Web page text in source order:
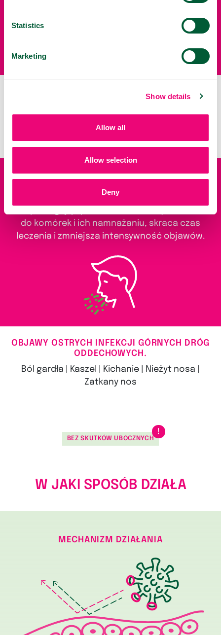
Statistics
Marketing
Show details
Allow all
Allow selection
Deny
CHOROBY ZAKAŹNE DRÓG ODDECHOWYCH.
ŁAGODZI OBJAWY
do komórek i ich namnażaniu, skraca czas
leczenia i zmniejsza intensywność objawów.
OBJAWY OSTRYCH INFEKCJI GÓRNYCH DRÓG
ODDECHOWYCH.
Ból gardła | Kaszel | Kichanie | Nieżyt nosa |
Zatkany nos
BEZ SKUTKÓW UBOCZNYCH
W JAKI SPOSÓB DZIAŁA
MECHANIZM DZIAŁANIA